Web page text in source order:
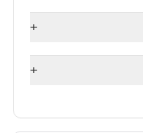
+
+